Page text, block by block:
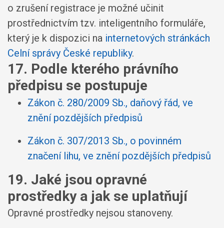
o zrušení registrace je možné učinit
prostřednictvím tzv. inteligentního formuláře,
který je k dispozici na internetových stránkách
Celní správy České republiky.
17. Podle kterého právního
předpisu se postupuje
Zákon č. 280/2009 Sb., daňový řád, ve
znění pozdějších předpisů
Zákon č. 307/2013 Sb., o povinném
značení lihu, ve znění pozdějších předpisů
19. Jaké jsou opravné
prostředky a jak se uplatňují
Opravné prostředky nejsou stanoveny.